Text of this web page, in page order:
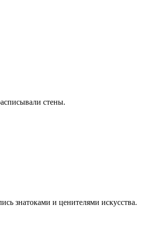
стены.
знатоками и ценителями искусства.